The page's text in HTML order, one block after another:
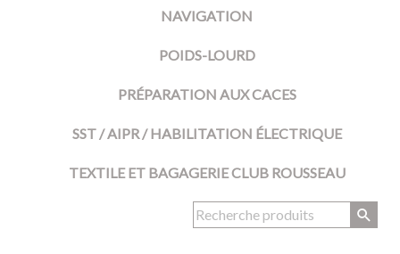
NAVIGATION
POIDS-LOURD
PRÉPARATION AUX CACES
SST / AIPR / HABILITATION ÉLECTRIQUE
TEXTILE ET BAGAGERIE CLUB ROUSSEAU